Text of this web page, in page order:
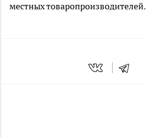
местных товаропроизводителей.